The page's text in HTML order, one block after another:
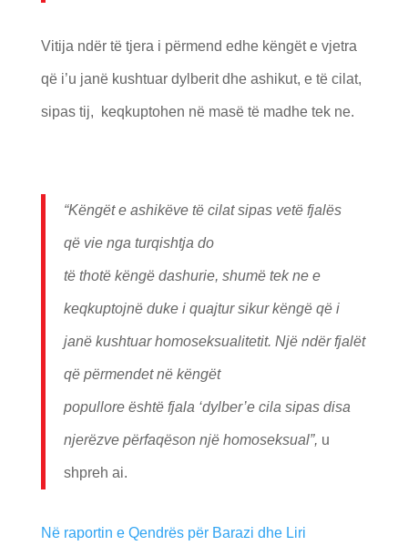
Vitija ndër të tjera i përmend edhe këngët e vjetra
që i’u janë kushtuar dylberit dhe ashikut, e të cilat,
sipas tij, keqkuptohen në masë të madhe tek ne.
“Këngët e ashikëve të cilat sipas vetë fjalës
që vie nga turqishtja do
të thotë këngë dashurie, shumë tek ne e
keqkuptojnë duke i quajtur sikur këngë që i
janë kushtuar homoseksualitetit. Një ndër fjalët
që përmendet në këngët
popullore është fjala ‘dylber’e cila sipas disa
njerëzve përfaqëson një homoseksual”, u
shpreh ai.
Në raportin e Qendrës për Barazi dhe Liri